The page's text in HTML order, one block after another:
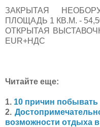
ЗАКРЫТАЯ
ПЛОЩАДЬ 1 КВ.М. -
ОТКРЫТАЯ
EUR+НДС
Читайте еще:
1. 10 причин
2.
возможности отдыха